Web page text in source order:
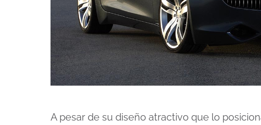
A pesar de su diseño atractivo que lo